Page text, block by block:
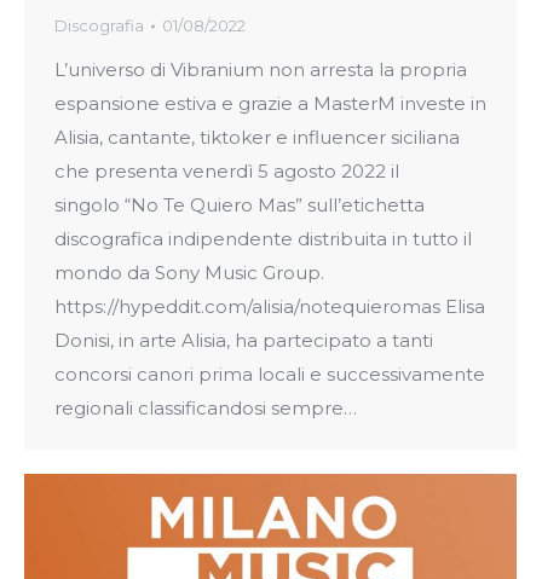
Discografia 01/08/2022
L’universo di Vibranium non arresta la propria
espansione estiva e grazie a MasterM investe in
Alisia, cantante, tiktoker e influencer siciliana
che presenta venerdì 5 agosto 2022 il
singolo “No Te Quiero Mas” sull’etichetta
discografica indipendente distribuita in tutto il
mondo da Sony Music Group.
https://hypeddit.com/alisia/notequieromas Elisa
Donisi, in arte Alisia, ha partecipato a tanti
concorsi canori prima locali e successivamente
regionali classificandosi sempre…